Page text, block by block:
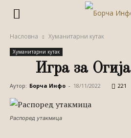
Насловна Хуманитарни кутак
Хуманитарни кутак
Игра за Огија
Аутор: Борча Инфо - 18/11/2022 221
Распоред утакмица